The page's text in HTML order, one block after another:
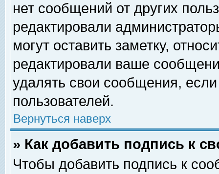
нет сообщений от других
редактировали
могут оставить заметку,
редактировали ваше
удалять свои сообщения,
пользователей.
Вернуться наверх
» Как добавить подпись к
Чтобы добавить подпись к